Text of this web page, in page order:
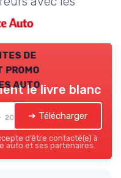
de
promo
auto
le livre blanc
➔ Télécharger
d’être contacté(e) à
auto et ses partenaires.